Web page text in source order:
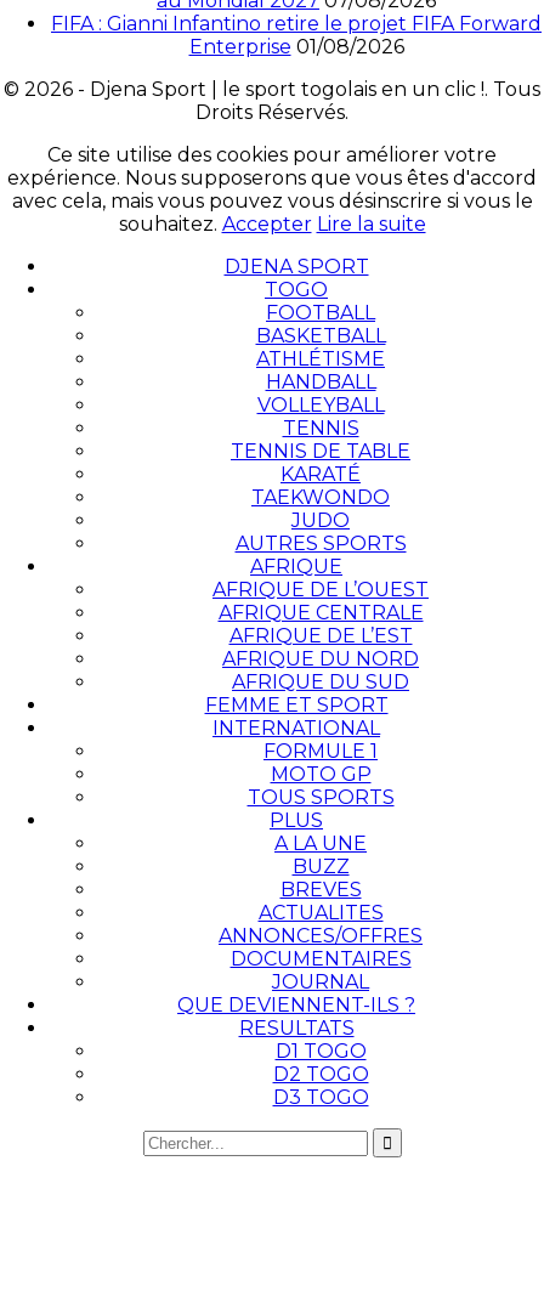
FIFA : Gianni Infantino retire le projet FIFA Forward
Enterprise 01/08/2026
© 2026 - Djena Sport | le sport togolais en un clic !. Tous
Droits Réservés.
Ce site utilise des cookies pour améliorer votre
expérience. Nous supposerons que vous êtes d'accord
avec cela, mais vous pouvez vous désinscrire si vous le
souhaitez. Accepter Lire la suite
DJENA SPORT
TOGO
FOOTBALL
BASKETBALL
ATHLÉTISME
HANDBALL
VOLLEYBALL
TENNIS
TENNIS DE TABLE
KARATÉ
TAEKWONDO
JUDO
AUTRES SPORTS
AFRIQUE
AFRIQUE DE L’OUEST
AFRIQUE CENTRALE
AFRIQUE DE L’EST
AFRIQUE DU NORD
AFRIQUE DU SUD
FEMME ET SPORT
INTERNATIONAL
FORMULE 1
MOTO GP
TOUS SPORTS
PLUS
A LA UNE
BUZZ
BREVES
ACTUALITES
ANNONCES/OFFRES
DOCUMENTAIRES
JOURNAL
QUE DEVIENNENT-ILS ?
RESULTATS
D1 TOGO
D2 TOGO
D3 TOGO